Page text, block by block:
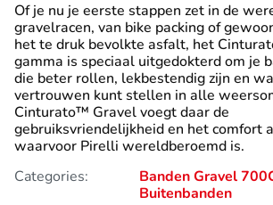
Of je nu je eerste stappen zet in de
gravelracen, van bike packing of
het te druk bevolkte asfalt, het
gamma is speciaal uitgedokterd om je
die beter rollen, lekbestendig zijn en
vertrouwen kunt stellen in alle
Cinturato™ Gravel voegt daar de
gebruiksvriendelijkheid en het comfort
waarvoor Pirelli wereldberoemd is.
Categories:
Banden Gravel
Buitenbanden